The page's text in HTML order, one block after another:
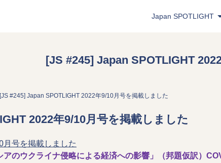
[JS #245] Japan SPOTLIGHT
[JS #245] Japan SPOTLIGHT 2022年9/10月号を掲載しました
2022年9/10月号を掲載しました
号を掲載しました
アのウクライナ侵略による経済への影響」（邦題仮訳
Japan SPOTLIGHT
Roundtable